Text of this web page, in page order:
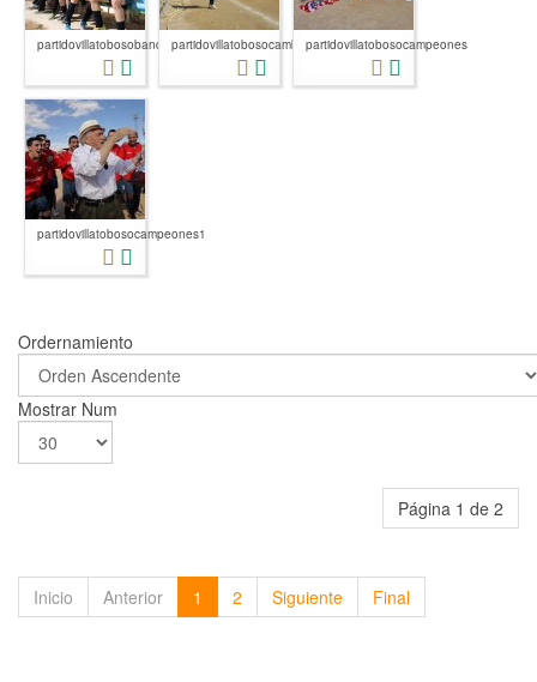
partidovillatobosobanquillopartidovillatobosocambiospartidovillatobosocampeones
partidovillatobosocampeones1
Ordernamiento
Mostrar Num
Página 1 de 2
Inicio Anterior 1 2 Siguiente Final